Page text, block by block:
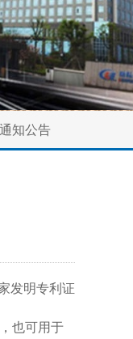
通知公告
发明专利证
也可用于